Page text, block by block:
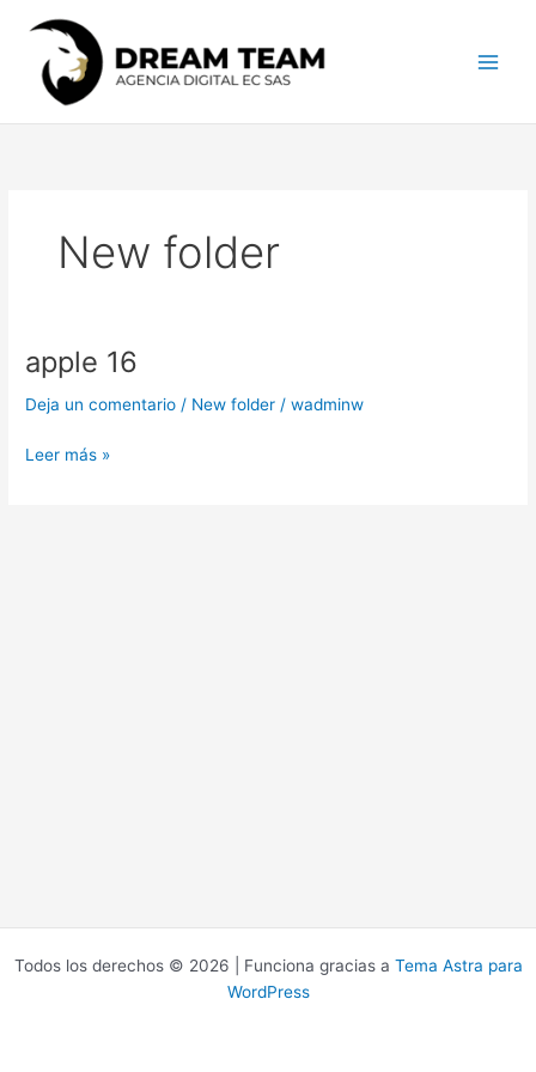
contenido
New folder
apple 16
Deja un comentario / New folder /wadminw
apple
16
Leer más »
Todos los derechos © 2026 | Funciona gracias a Tema Astra para
WordPress